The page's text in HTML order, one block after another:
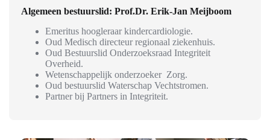
Algemeen bestuurslid: Prof.Dr. Erik-Jan Meijboom
Emeritus hoogleraar kindercardiologie.
Oud Medisch directeur regionaal ziekenhuis.
Oud Bestuurslid Onderzoeksraad Integriteit
Overheid.
Wetenschappelijk onderzoeker Zorg.
Oud bestuurslid Waterschap Vechtstromen.
Partner bij Partners in Integriteit.